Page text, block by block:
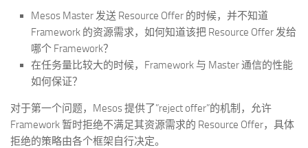
Mesos Master 发送 Resource Offer 的时候，并不知道
Framework 的资源需求，如何知道该把 Resource Offer 发给
哪个 Framework？
在任务量比较大的时候，Framework 与 Master 通信的性能
如何保证？
对于第一个问题，Mesos 提供了”reject offer”的机制，允许
Framework 暂时拒绝不满足其资源需求的 Resource Offer，具体
拒绝的策略由各个框架自行决定。